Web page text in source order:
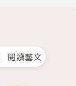
閱讀藝文